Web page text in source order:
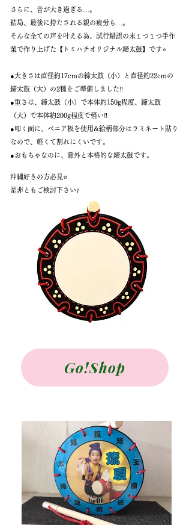
さらに、音が大き過ぎる…。
結局、最後に持たされる親の疲労も…。
そんな全ての声を叶える為、試行錯誤の末１つ１つ手作
業で作り上げた【トミハチオリジナル締太鼓】です⭐️
●大きさは直径約17cmの締太鼓（小）と 直径約22cmの
締太鼓（大）の2種をご準備しました‼️
●重さは、締太鼓（小）で本体約150g程度、締太鼓
（大）で本体約200g程度で軽い‼️
●叩く面に、ベニア板を使用&絵柄部分はラミネート貼り
なので、軽くて割れにくいです。
●おもちゃなのに、意外と本格的な締太鼓です。
沖縄好きの方必見⭐️
是非ともご検討下さい♪
Go!Shop